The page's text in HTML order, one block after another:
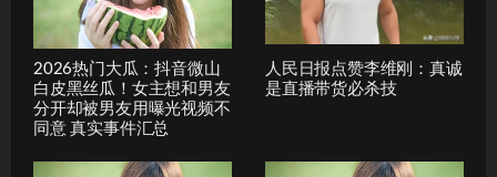
2026热门大瓜：抖音微山
白皮黑丝瓜！女主想和男友
分开却被男友用曝光视频不
同意 真实事件汇总
人民日报点赞李维刚：真诚
是直播带货必杀技